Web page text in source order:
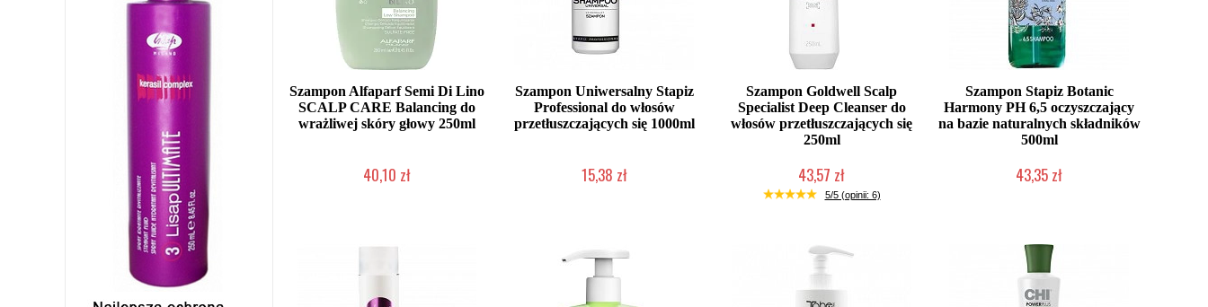
Szampon Alfaparf Semi Di Lino
SCALP CARE Balancing do
wrażliwej skóry głowy 250ml
40,10 zł
Szampon Uniwersalny Stapiz
Professional do włosów
przetłuszczających się 1000ml
15,38 zł
Szampon Goldwell Scalp
Specialist Deep Cleanser do
włosów przetłuszczających się
250ml
43,57 zł
Duża ilość (wysyłka w 24h)
5/5 (opinii: 6)
Szampon Stapiz Botanic
Harmony PH 6,5 oczyszczający
na bazie naturalnych składników
500ml
43,35 zł